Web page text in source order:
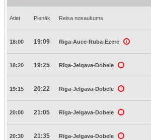
Atiet Pienāk Reisa nosaukums
18:00 19:09 Rīga-Auce-Ruba-Ezere
18:20 19:25 Rīga-Jelgava-Dobele
19:15 20:22 Rīga-Jelgava-Dobele
20:00 21:05 Rīga-Jelgava-Dobele
20:30 21:35 Rīga-Jelgava-Dobele